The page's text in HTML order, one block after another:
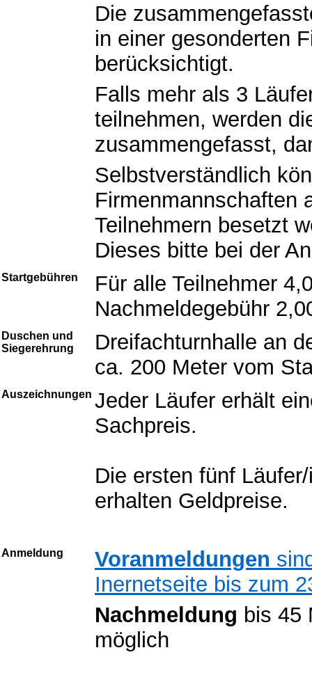
Die
in einer gesonderten
berücksichtigt.
Falls mehr als 3
teilnehmen, werden
zusammengefasst,
Selbstverständlich
Firmenmannschaften
Teilnehmern besetzt
Dieses bitte bei der
Startgebühren
Für alle Teilnehmer
Nachmeldegebühr
Duschen und
Siegerehrung
Dreifachturnhalle an
ca. 200 Meter vom
Auszeichnungen Jeder Läufer erhält
Sachpreis.
Die ersten fünf
erhalten Geldpreise.
Anmeldung Voranmeldungen
Inernetseite bis zum
Nachmeldung bis 45
möglich